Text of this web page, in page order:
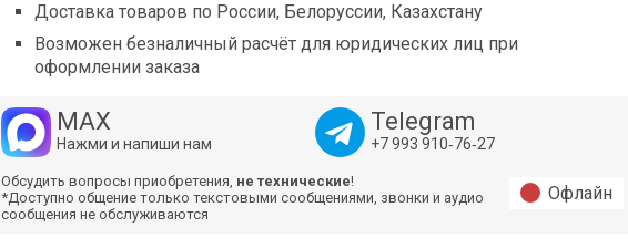
Доставка товаров по России, Белоруссии, Казахстану
Возможен безналичный расчёт для юридических лиц при
оформлении заказа
MAX
Нажми и напиши нам
Telegram
+7 993 910‑76‑27
Обсудить вопросы приобретения, не технические!
*Доступно общение только текстовыми сообщениями, звонки и аудио
сообщения не обслуживаются
Офлайн